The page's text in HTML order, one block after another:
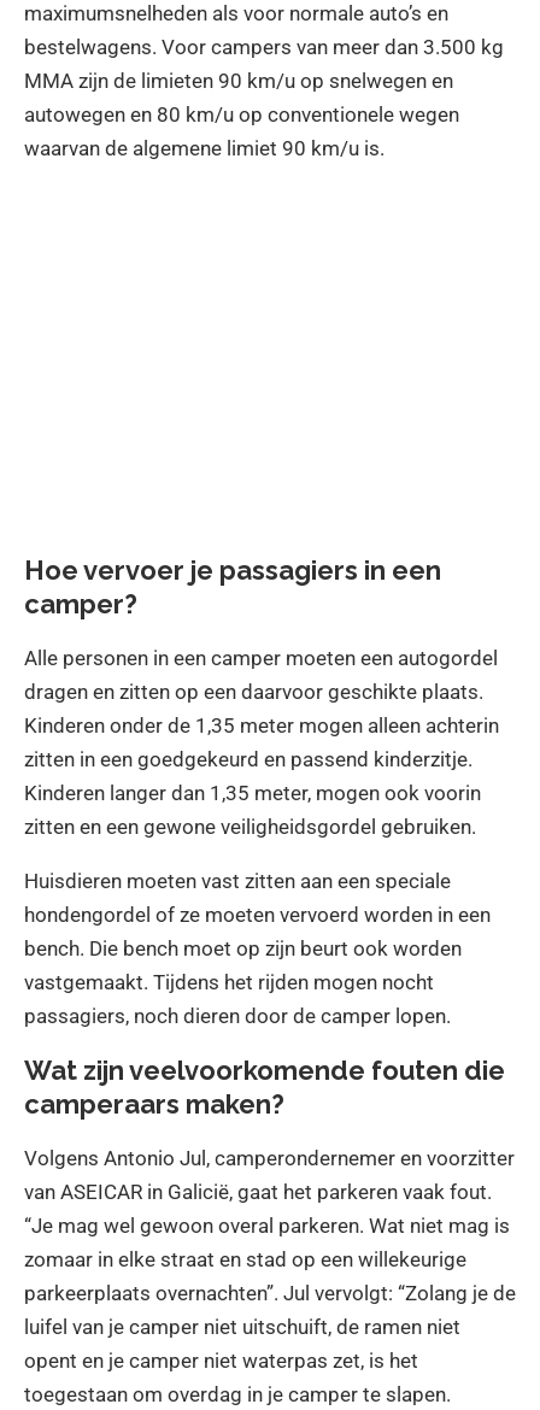
maximumsnelheden als voor normale auto’s en
bestelwagens. Voor campers van meer dan 3.500 kg
MMA zijn de limieten 90 km/u op snelwegen en
autowegen en 80 km/u op conventionele wegen
waarvan de algemene limiet 90 km/u is.
Hoe vervoer je passagiers in een
camper?
Alle personen in een camper moeten een autogordel
dragen en zitten op een daarvoor geschikte plaats.
Kinderen onder de 1,35 meter mogen alleen achterin
zitten in een goedgekeurd en passend kinderzitje.
Kinderen langer dan 1,35 meter, mogen ook voorin
zitten en een gewone veiligheidsgordel gebruiken.
Huisdieren moeten vast zitten aan een speciale
hondengordel of ze moeten vervoerd worden in een
bench. Die bench moet op zijn beurt ook worden
vastgemaakt. Tijdens het rijden mogen nocht
passagiers, noch dieren door de camper lopen.
Wat zijn veelvoorkomende fouten die
camperaars maken?
Volgens Antonio Jul, camperondernemer en voorzitter
van ASEICAR in Galicië, gaat het parkeren vaak fout.
“Je mag wel gewoon overal parkeren. Wat niet mag is
zomaar in elke straat en stad op een willekeurige
parkeerplaats overnachten”. Jul vervolgt: “Zolang je de
luifel van je camper niet uitschuift, de ramen niet
opent en je camper niet waterpas zet, is het
toegestaan om overdag in je camper te slapen.